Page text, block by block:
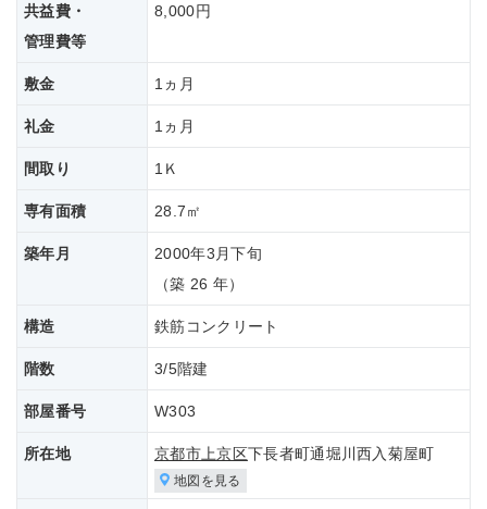
共益費・
管理費等
8,000円
敷金 1ヵ月
礼金 1ヵ月
間取り 1Ｋ
専有面積 28.7㎡
築年月
2000年3月下旬
（築 26 年）
構造 鉄筋コンクリート
階数 3/5階建
部屋番号 W303
所在地 京都市上京区下長者町通堀川西入菊屋町
地図を見る